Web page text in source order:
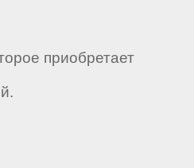
приобретает